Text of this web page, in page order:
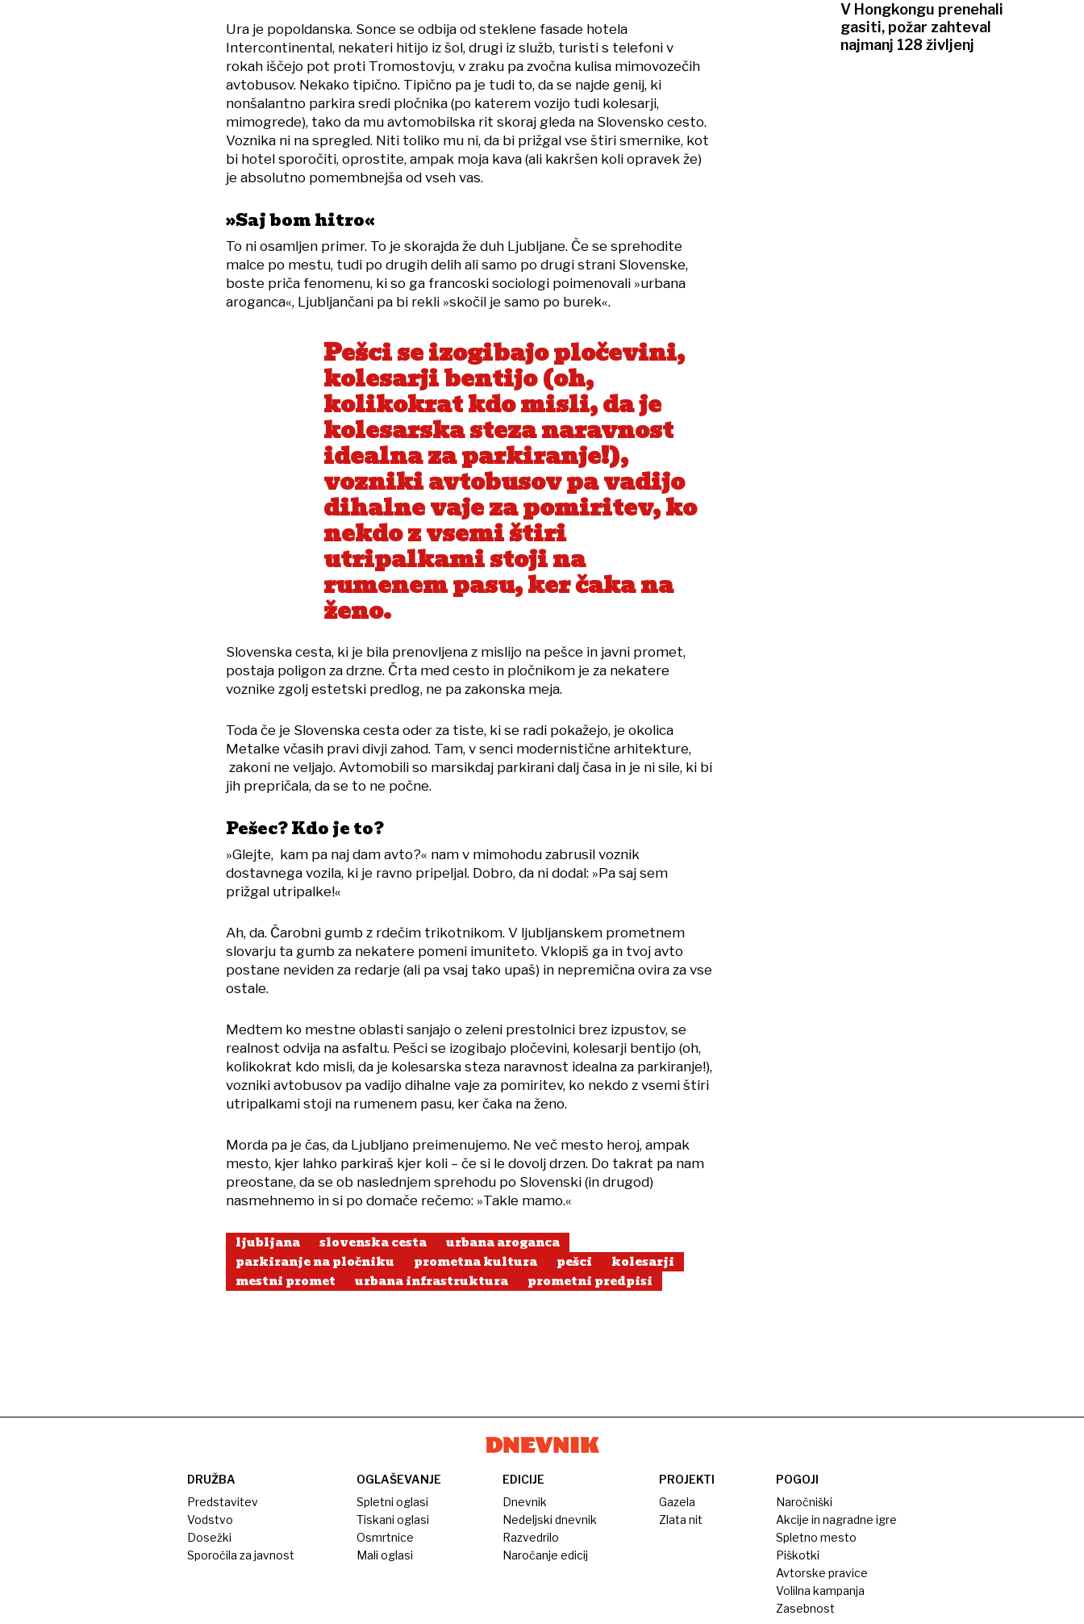
Ura je popoldanska. Sonce se odbija od steklene fasade hotela
Intercontinental, nekateri hitijo iz šol, drugi iz služb, turisti s telefoni v
rokah iščejo pot proti Tromostovju, v zraku pa zvočna kulisa mimovozečih
avtobusov. Nekako tipično. Tipično pa je tudi to, da se najde genij, ki
nonšalantno parkira sredi pločnika (po katerem vozijo tudi kolesarji,
mimogrede), tako da mu avtomobilska rit skoraj gleda na Slovensko cesto.
Voznika ni na spregled. Niti toliko mu ni, da bi prižgal vse štiri smernike, kot
bi hotel sporočiti, oprostite, ampak moja kava (ali kakršen koli opravek že)
je absolutno pomembnejša od vseh vas.
»Saj bom hitro«
To ni osamljen primer. To je skorajda že duh Ljubljane. Če se sprehodite
malce po mestu, tudi po drugih delih ali samo po drugi strani Slovenske,
boste priča fenomenu, ki so ga francoski sociologi poimenovali »urbana
aroganca«, Ljubljančani pa bi rekli »skočil je samo po burek«.
Pešci se izogibajo pločevini,
kolesarji bentijo (oh,
kolikokrat kdo misli, da je
kolesarska steza naravnost
idealna za parkiranje!),
vozniki avtobusov pa vadijo
dihalne vaje za pomiritev, ko
nekdo z vsemi štiri
utripalkami stoji na
rumenem pasu, ker čaka na
ženo.
Slovenska cesta, ki je bila prenovljena z mislijo na pešce in javni promet,
postaja poligon za drzne. Črta med cesto in pločnikom je za nekatere
voznike zgolj estetski predlog, ne pa zakonska meja.
Toda če je Slovenska cesta oder za tiste, ki se radi pokažejo, je okolica
Metalke včasih pravi divji zahod. Tam, v senci modernistične arhitekture,
zakoni ne veljajo. Avtomobili so marsikdaj parkirani dalj časa in je ni sile, ki bi
jih prepričala, da se to ne počne.
Pešec? Kdo je to?
»Glejte, kam pa naj dam avto?« nam v mimohodu zabrusil voznik
dostavnega vozila, ki je ravno pripeljal. Dobro, da ni dodal: »Pa saj sem
prižgal utripalke!«
Ah, da. Čarobni gumb z rdečim trikotnikom. V ljubljanskem prometnem
slovarju ta gumb za nekatere pomeni imuniteto. Vklopiš ga in tvoj avto
postane neviden za redarje (ali pa vsaj tako upaš) in nepremična ovira za vse
ostale.
Medtem ko mestne oblasti sanjajo o zeleni prestolnici brez izpustov, se
realnost odvija na asfaltu. Pešci se izogibajo pločevini, kolesarji bentijo (oh,
kolikokrat kdo misli, da je kolesarska steza naravnost idealna za parkiranje!),
vozniki avtobusov pa vadijo dihalne vaje za pomiritev, ko nekdo z vsemi štiri
utripalkami stoji na rumenem pasu, ker čaka na ženo.
Morda pa je čas, da Ljubljano preimenujemo. Ne več mesto heroj, ampak
mesto, kjer lahko parkiraš kjer koli – če si le dovolj drzen. Do takrat pa nam
preostane, da se ob naslednjem sprehodu po Slovenski (in drugod)
nasmehnemo in si po domače rečemo: »Takle mamo.«
ljubljana slovenska cesta
urbana aroganca
parkiranje na pločniku
prometna kultura pešci
kolesarji
mestni promet
urbana infrastruktura prometni predpisi
V Hongkongu prenehali
gasiti, požar zahteval
najmanj 128 življenj
DRUŽBA
Predstavitev
Vodstvo
Dosežki
Sporočila za javnost
OGLAŠEVANJE
Spletni oglasi
Tiskani oglasi
Osmrtnice
Mali oglasi
EDICIJE
Dnevnik
Nedeljski dnevnik
Razvedrilo
Naročanje edicij
PROJEKTI
Gazela
Zlata nit
POGOJI
Naročniški
Akcije in nagradne igre
Spletno mesto
Piškotki
Avtorske pravice
Volilna kampanja
Zasebnost